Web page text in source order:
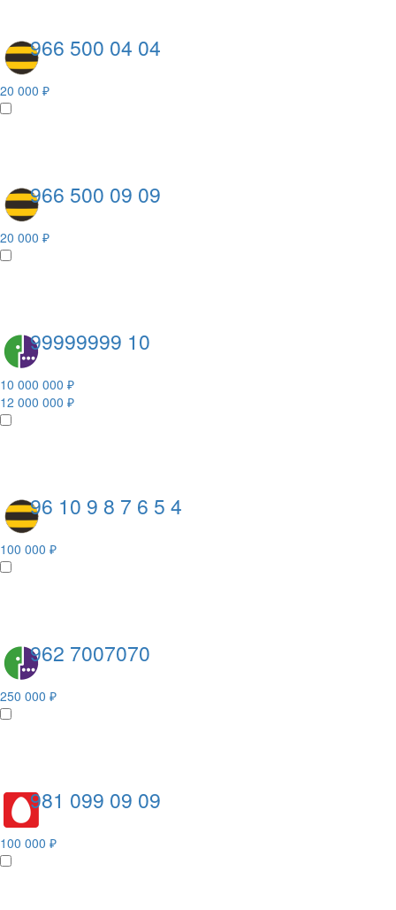
966 500 04 04
20 000 ₽
966 500 09 09
20 000 ₽
99999999 10
10 000 000 ₽
12 000 000 ₽
96 10 9 8 7 6 5 4
100 000 ₽
962 7007070
250 000 ₽
981 099 09 09
100 000 ₽